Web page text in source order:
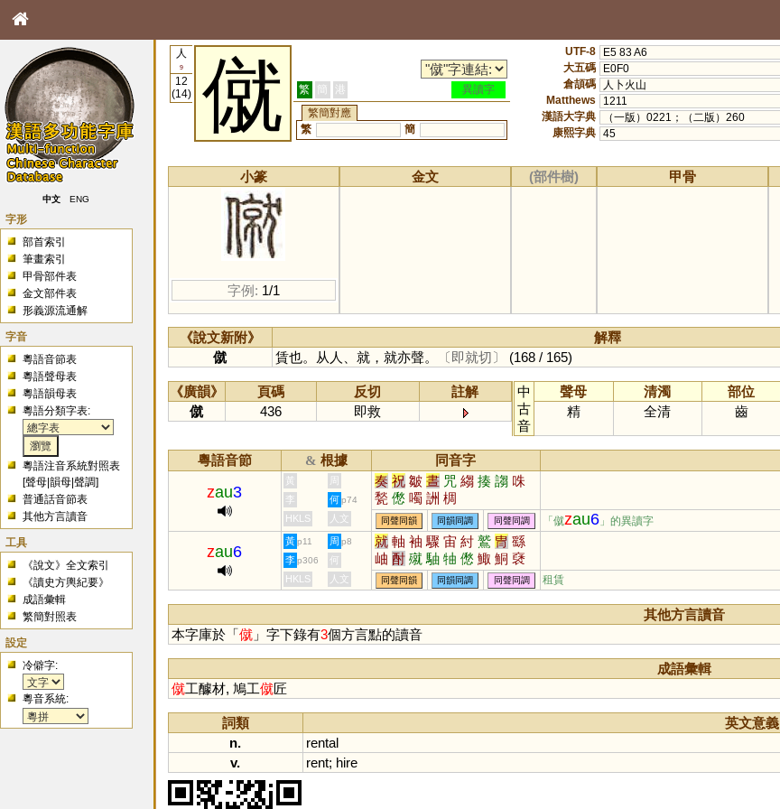
中文 ENG
字形
部首索引
筆畫索引
甲骨部件表
金文部件表
形義源流通解
字音
粵語音節表
粵語聲母表
粵語韻母表
粵語分類字表:
粵語注音系統對照表
[聲母 |韻母 |聲調]
普通話音節表
其他方言讀音
工具
《說文》全文索引
《讀史方輿紀要》
成語彙輯
繁簡對照表
設定
冷僻字:
粵音系統:
人
9
12
(14)
僦 繁 簡 港
異讀字
繁簡對應
繁
簡
UTF-8
E5 83 A6
大五碼
E0F0
倉頡碼
人卜火山
Matthews
1211
漢語大字典
（一版）0221；（二版）260
康熙字典 45
小篆
字例: 1/1
金文 (部件樹) 甲骨
《說文新附》 解釋
僦
賃也。从人、就，就亦聲。 〔即就切〕 (168 / 165)
《廣韻》 頁碼 反切
註解
僦
436 即救
中
古
音
聲母 清濁 部位
精
全清 齒
粵語音節 & 根據 同音字
zau3
黃 周 奏 祝 皺 晝 咒 縐 揍 謅 咮
甃 僽 噣 詶 椆
李 何 p74
HKLS 人文 同聲同韻 同韻同調 同聲同調 「僦zau6 」的異讀字
zau6
黃 p11 周 p8 就 軸 袖 驟 宙 紂 鷲 冑 繇
岫 酎 殧 駎 牰 僽 鯫 鮦 褎
怞 籀 胄
李 p306
何
HKLS
人文 同聲同韻 同韻同調 同聲同調 租賃
其他方言讀音
本字庫於「僦」字下錄有3個方言點的讀音
成語彙輯
僦工醵材, 鳩工僦匠
詞類
英文意義
n.
rental
v.
rent; hire